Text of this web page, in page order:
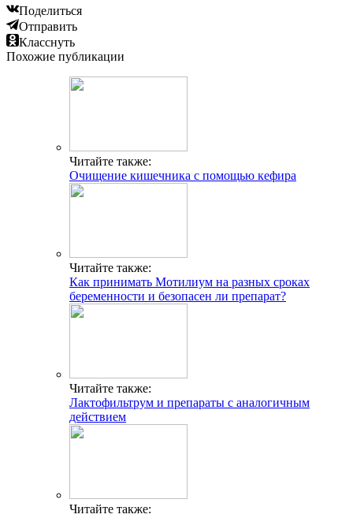
Поделиться
Отправить
Класснуть
Похожие публикации
Читайте также:
Очищение кишечника с помощью кефира
Читайте также:
Как принимать Мотилиум на разных сроках
беременности и безопасен ли препарат?
Читайте также:
Лактофильтрум и препараты с аналогичным
действием
Читайте также: